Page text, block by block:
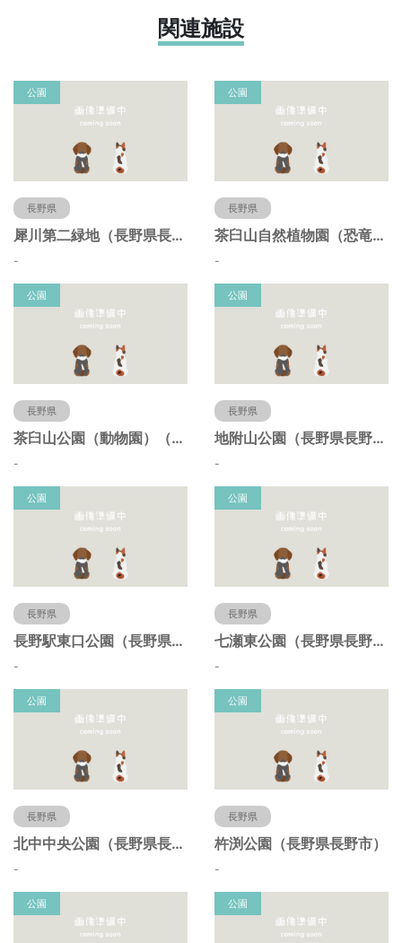
関連施設
公園
長野県
犀川第二緑地（長野県長野市）
-
公園
長野県
茶臼山自然植物園（恐竜園）（長野県長野市）
-
公園
長野県
茶臼山公園（動物園）（長野県長野市）
-
公園
長野県
地附山公園（長野県長野市）
-
公園
長野県
長野駅東口公園（長野県長野市）
-
公園
長野県
七瀬東公園（長野県長野市）
-
公園
長野県
北中中央公園（長野県長野市）
-
公園
長野県
杵渕公園（長野県長野市）
-
公園 公園